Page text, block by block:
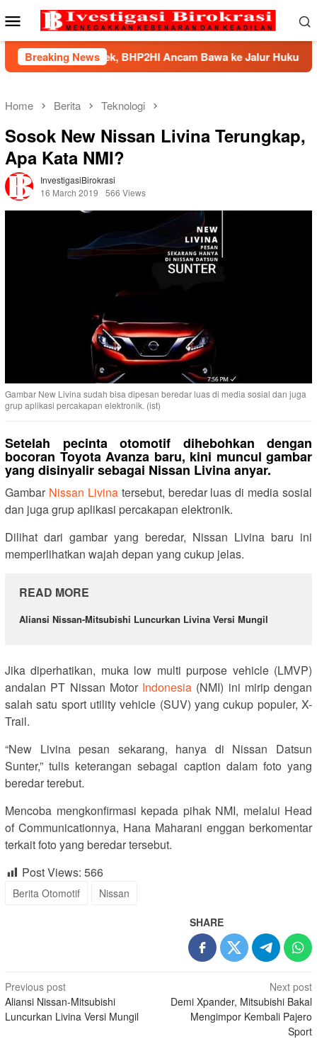
to
Mobile
Menu
Breaking News
Mandek, BHP2HI Ancam Bawa ke Jalur Hukum
Home Berita Teknologi
Sosok New Nissan Livina Terungkap,
Apa Kata NMI?
InvestigasiBirokrasi
16 March 2019
566 Views
Gambar New Livina sudah bisa dipesan beredar luas di media sosial dan juga
grup aplikasi percakapan elektronik. (ist)
Setelah pecinta otomotif dihebohkan dengan
bocoran Toyota Avanza baru, kini muncul gambar
yang disinyalir sebagai Nissan Livina anyar.
Gambar Nissan Livinatersebut, beredar luas di media sosial
dan juga grup aplikasi percakapan elektronik.
Dilihat dari gambar yang beredar, Nissan Livina baru ini
memperlihatkan wajah depan yang cukup jelas.
READ MORE
Aliansi Nissan-Mitsubishi Luncurkan Livina Versi Mungil
Jika diperhatikan, muka low multi purpose vehicle (LMVP)
andalan PT Nissan Motor Indonesia (NMI) ini mirip dengan
salah satu sport utility vehicle (SUV) yang cukup populer, X-
Trail.
“New Livina pesan sekarang, hanya di Nissan Datsun
Sunter,” tulis keterangan sebagai caption dalam foto yang
beredar terebut.
Mencoba mengkonfirmasi kepada pihak NMI, melalui Head
of Communicationnya, Hana Maharani enggan berkomentar
terkait foto yang beredar tersebut.
Post Views: 566
Berita Otomotif Nissan
SHARE
Post
navigation
Previous post
Aliansi Nissan-Mitsubishi
Luncurkan Livina Versi Mungil
Next post
Demi Xpander, Mitsubishi Bakal
Mengimpor Kembali Pajero
Sport